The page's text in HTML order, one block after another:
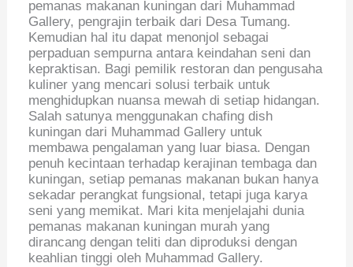
pemanas makanan kuningan dari Muhammad
Gallery, pengrajin terbaik dari Desa Tumang.
Kemudian hal itu dapat menonjol sebagai
perpaduan sempurna antara keindahan seni dan
kepraktisan. Bagi pemilik restoran dan pengusaha
kuliner yang mencari solusi terbaik untuk
menghidupkan nuansa mewah di setiap hidangan.
Salah satunya menggunakan chafing dish
kuningan dari Muhammad Gallery untuk
membawa pengalaman yang luar biasa. Dengan
penuh kecintaan terhadap kerajinan tembaga dan
kuningan, setiap pemanas makanan bukan hanya
sekadar perangkat fungsional, tetapi juga karya
seni yang memikat. Mari kita menjelajahi dunia
pemanas makanan kuningan murah yang
dirancang dengan teliti dan diproduksi dengan
keahlian tinggi oleh Muhammad Gallery.